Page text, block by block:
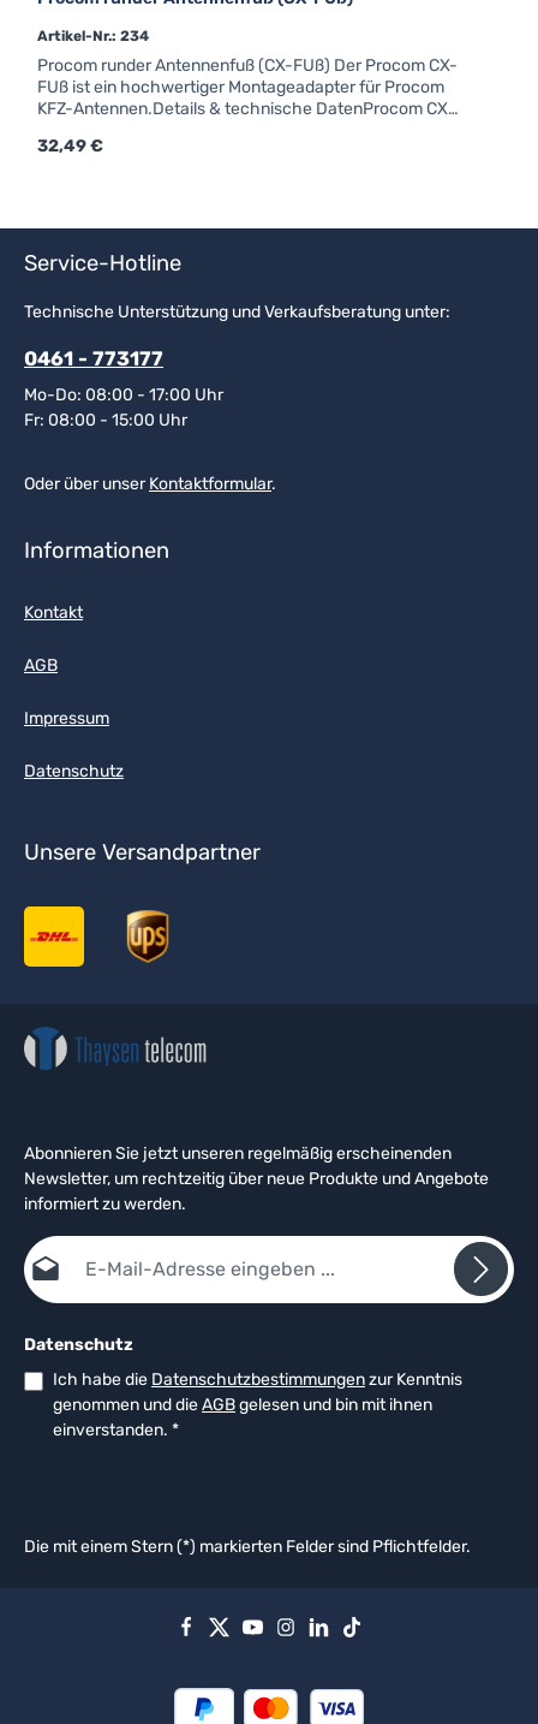
Artikel-Nr.: 234
Procom runder Antennenfuß (CX-FUß) Der Procom CX-
FUß ist ein hochwertiger Montageadapter für Procom
KFZ-Antennen.Details & technische DatenProcom CX-
mit Kennzeichen "X"
Regulärer Preis:
32,49 €
Service-Hotline
Technische Unterstützung und Verkaufsberatung unter:
0461 - 773177
Mo-Do: 08:00 - 17:00 Uhr
Fr: 08:00 - 15:00 Uhr
Oder über unserKontaktformular.
Informationen
Kontakt
AGB
Impressum
Datenschutz
Unsere Versandpartner
Abonnieren Sie jetzt unseren regelmäßig erscheinenden
Newsletter, um rechtzeitig über neue Produkte und Angebote
informiert zu werden.
E-Mail-Adresse*
Datenschutz
Ich habe die Datenschutzbestimmungenzur Kenntnis
genommen und dieAGBgelesen und bin mit ihnen
einverstanden. *
Die mit einem Stern (*) markierten Felder sind Pflichtfelder.